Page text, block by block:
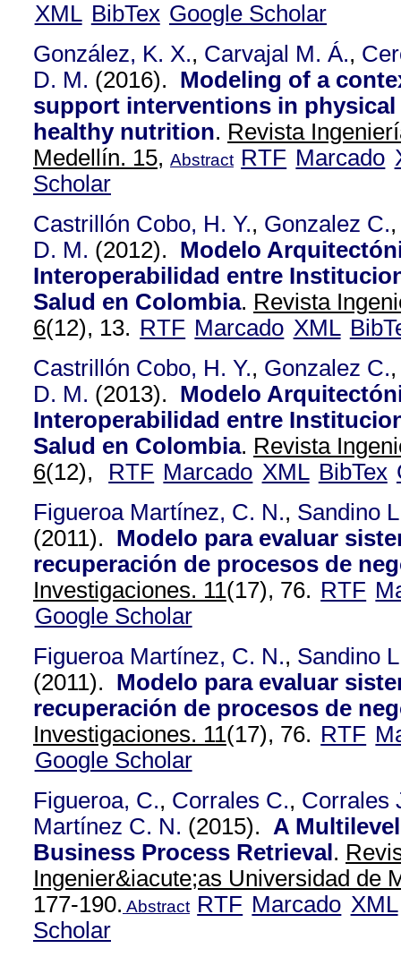
XML BibTex Google Scholar
González, K. X., Carvajal M. Á.,
D. M. (2016). Modeling of a
support interventions in
healthy nutrition. Revista
Medellín. 15, Abstract RTF Marcado
Scholar
Castrillón Cobo, H. Y., Gonzalez C.
D. M. (2012). Modelo
Interoperabilidad entre
Salud en Colombia. Revista
6(12), 13. RTF Marcado XML
Castrillón Cobo, H. Y., Gonzalez C.
D. M. (2013). Modelo
Interoperabilidad entre
Salud en Colombia. Revista
6(12), RTF Marcado XML BibTex
Figueroa Martínez, C. N., Sandino
(2011). Modelo para evaluar
recuperación de procesos de
Investigaciones. 11(17), 76. RTF
Google Scholar
Figueroa Martínez, C. N., Sandino
(2011). Modelo para evaluar
recuperación de procesos de
Investigaciones. 11(17), 76. RTF
Google Scholar
Figueroa, C., Corrales C., Corrales
Martínez C. N. (2015). A
Business Process Retrieval .
Ingenier&iacute;as Universidad de
177-190. Abstract RTF Marcado XML
Scholar